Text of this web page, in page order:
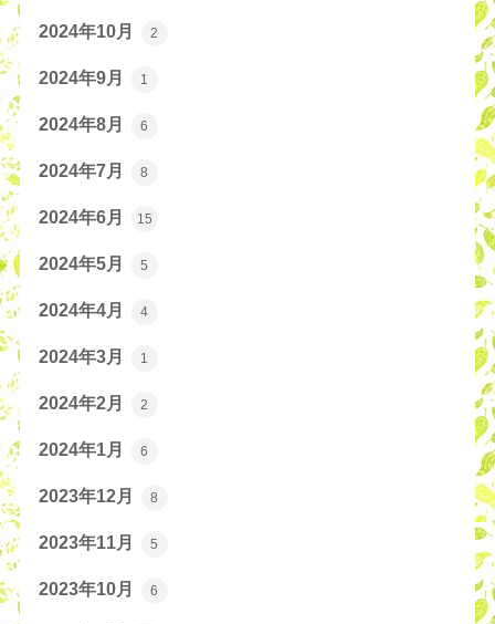
2024年10月 2
2024年9月 1
2024年8月 6
2024年7月 8
2024年6月 15
2024年5月 5
2024年4月 4
2024年3月 1
2024年2月 2
2024年1月 6
2023年12月 8
2023年11月 5
2023年10月 6